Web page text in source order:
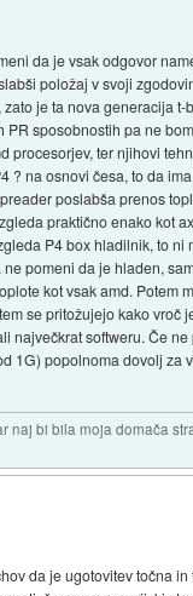
da je vsak odgovor
položaj v svoji
je ta nova generacija
sposobnostih pa ne
procesorjev, ter njihovi
? na osnovi česa, to da
poslabša prenos
praktično enako kot
P4 box hladilnik, to
pomeni da je hladen,
kot vsak amd.
se pritožujejo kako
največkrat softweru. Če
1G) popolnoma dovolj
naj bi bila moja domača
da je ugotovitev točna in